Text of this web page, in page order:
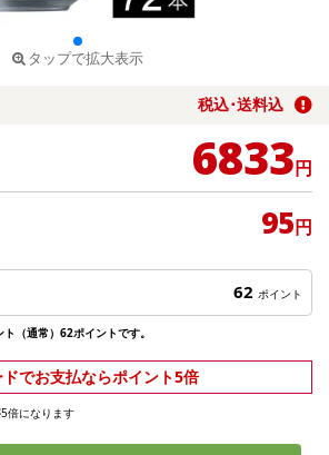
タップで拡大表示
税込･送料込
6833円
95円
62 ポイント
（通常）62ポイントです。
でお支払ならポイント5倍
倍になります